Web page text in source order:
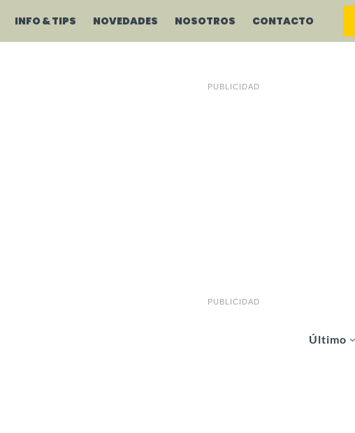
INFO & TIPS NOVEDADES NOSOTROS CONTACTO
PUBLICIDAD
PUBLICIDAD
Último